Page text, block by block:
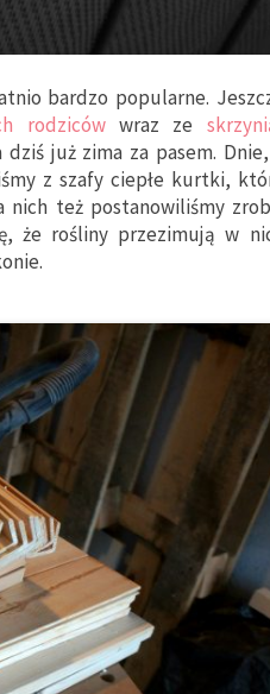
bardzo popularne.
rodzicówwraz ze
dziś już zima za pasem.
z szafy ciepłe kurtki,
nich też postanowiliśmy
że rośliny przezimują w